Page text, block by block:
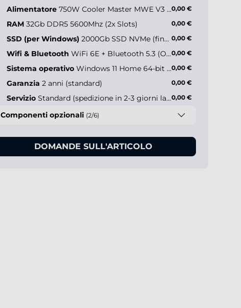
Alimentatore 750W Cooler Master MWE V3 (80+ Gold)0,00 €
RAM 32Gb DDR5 5600Mhz (2x Slots) 0,00 €
SSD (per Windows) 2000Gb SSD NVMe (fino a 5000MB/s) 0,00 €
Wifi & Bluetooth WiFi 6E + Bluetooth 5.3 (Onboard)0,00 €
Sistema operativo Windows 11 Home 64-bit IT0,00 €
Garanzia 2 anni (standard) 0,00 €
Servizio Standard (spedizione in 2-3 giorni lavorativi)0,00 €
Componenti opzionali (2/6)
DOMANDE SULL'ARTICOLO